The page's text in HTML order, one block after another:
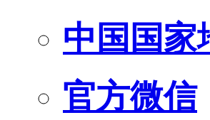
中国国家
官方微信